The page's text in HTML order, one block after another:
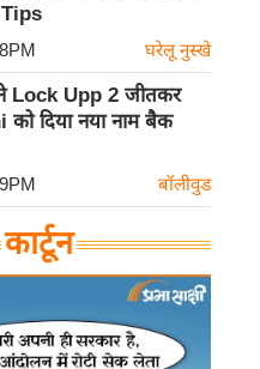
घरेलू नुस्खे
Lock Upp 2 जीतकर
दिया नया नाम बैक
बॉलीवुड
कार्टून